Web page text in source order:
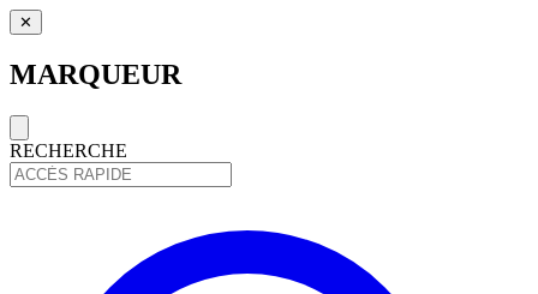
✕
MARQUEUR
RECHERCHE